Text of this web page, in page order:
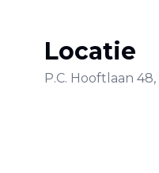
Locatie
P.C. Hooftlaan 48,